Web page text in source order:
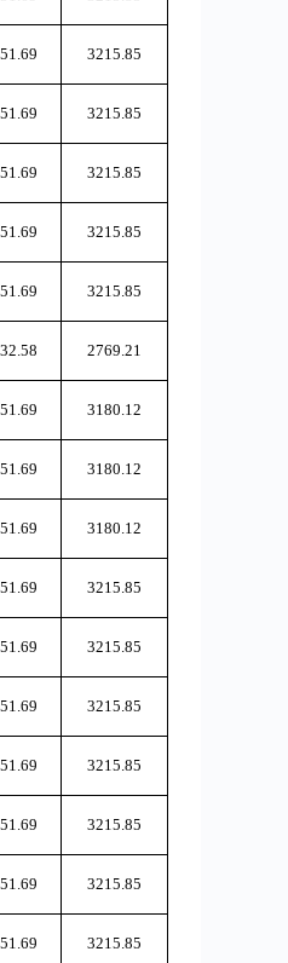
3215.85
3215.85
3215.85
3215.85
3215.85
2769.21
3180.12
3180.12
3180.12
3215.85
3215.85
3215.85
3215.85
3215.85
3215.85
3215.85